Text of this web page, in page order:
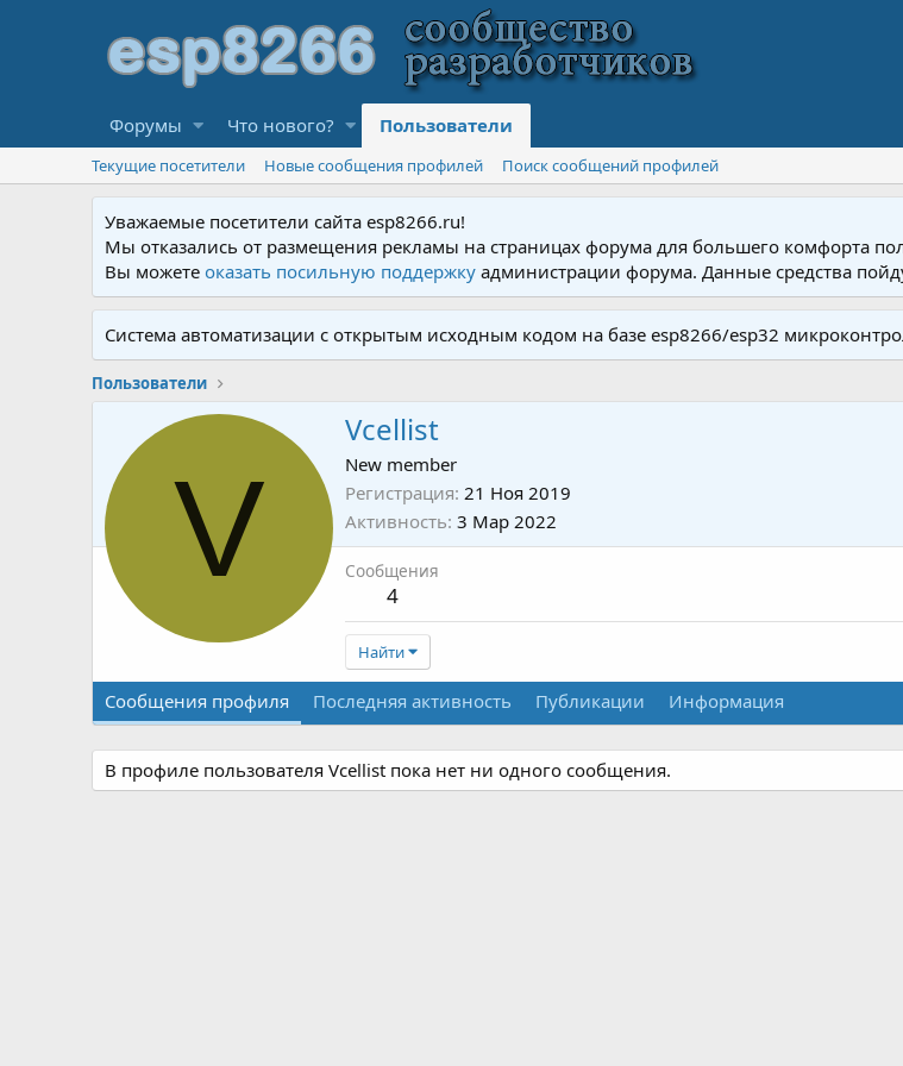
Форумы Что нового? Пользователи
Текущие посетители Новые сообщения профилей Поиск сообщений профилей
Уважаемые посетители сайта esp8266.ru!
Мы отказались от размещения рекламы на страницах форума для большего комфорта
Вы можетеоказать посильную поддержку администрации форума. Данные средства
Система автоматизации с открытым исходным кодом на базе esp8266/esp32
Пользователи
V
Vcellist
New member
Регистрация 21 Ноя 2019
Активность 3 Мар 2022
Сообщения
4
Найти
Сообщения профиля Последняя активность Публикации Информация
В профиле пользователя Vcellist пока нет ни одного сообщения.